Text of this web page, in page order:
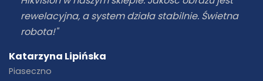
rewelacyjna, a system działa stabilnie. Świetna
robota!"
Katarzyna Lipińska
Piaseczno